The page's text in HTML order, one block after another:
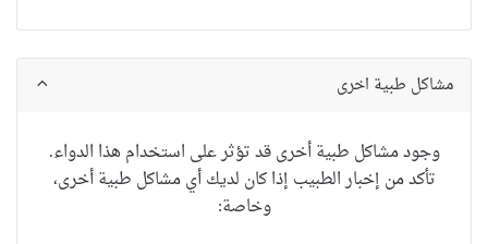
مشاكل طبية اخرى
وجودمشاكل طبية أخرىقدتؤثر على استخدام هذا الدواء.
تأكد من إخبار الطبيب إذا كان لديكأيمشاكل طبية أخرى،
وخاصة: